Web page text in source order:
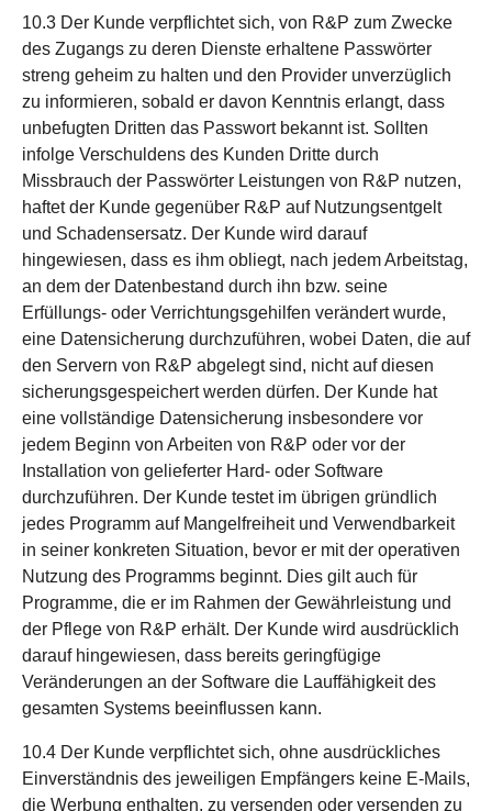
10.3 Der Kunde verpflichtet sich, von R&P zum Zwecke
des Zugangs zu deren Dienste erhaltene Passwörter
streng geheim zu halten und den Provider unverzüglich
zu informieren, sobald er davon Kenntnis erlangt, dass
unbefugten Dritten das Passwort bekannt ist. Sollten
infolge Verschuldens des Kunden Dritte durch
Missbrauch der Passwörter Leistungen von R&P nutzen,
haftet der Kunde gegenüber R&P auf Nutzungsentgelt
und Schadensersatz. Der Kunde wird darauf
hingewiesen, dass es ihm obliegt, nach jedem Arbeitstag,
an dem der Datenbestand durch ihn bzw. seine
Erfüllungs- oder Verrichtungsgehilfen verändert wurde,
eine Datensicherung durchzuführen, wobei Daten, die auf
den Servern von R&P abgelegt sind, nicht auf diesen
sicherungsgespeichert werden dürfen. Der Kunde hat
eine vollständige Datensicherung insbesondere vor
jedem Beginn von Arbeiten von R&P oder vor der
Installation von gelieferter Hard- oder Software
durchzuführen. Der Kunde testet im übrigen gründlich
jedes Programm auf Mangelfreiheit und Verwendbarkeit
in seiner konkreten Situation, bevor er mit der operativen
Nutzung des Programms beginnt. Dies gilt auch für
Programme, die er im Rahmen der Gewährleistung und
der Pflege von R&P erhält. Der Kunde wird ausdrücklich
darauf hingewiesen, dass bereits geringfügige
Veränderungen an der Software die Lauffähigkeit des
gesamten Systems beeinflussen kann.
10.4 Der Kunde verpflichtet sich, ohne ausdrückliches
Einverständnis des jeweiligen Empfängers keine E-Mails,
die Werbung enthalten, zu versenden oder versenden zu